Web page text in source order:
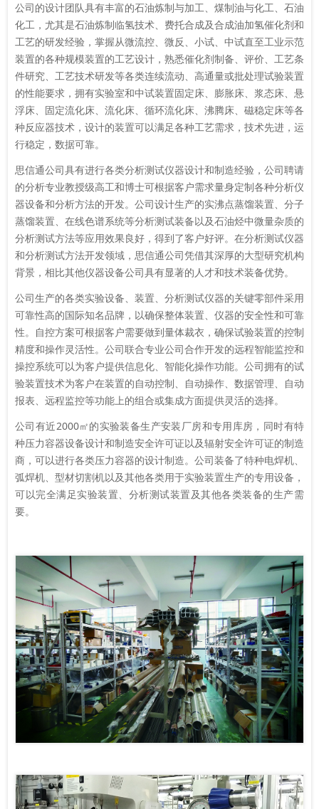
公司的设计团队具有丰富的石油炼制与加工、煤制油与化工、石油
化工，尤其是石油炼制临氢技术、费托合成及合成油加氢催化剂和
工艺的研发经验，掌握从微流控、微反、小试、中试直至工业示范
装置的各种规模装置的工艺设计，熟悉催化剂制备、评价、工艺条
件研究、工艺技术研发等各类连续流动、高通量或批处理试验装置
的性能要求，拥有实验室和中试装置固定床、膨胀床、浆态床、悬
浮床、固定流化床、流化床、循环流化床、沸腾床、磁稳定床等各
种反应器技术，设计的装置可以满足各种工艺需求，技术先进，运
行稳定，数据可靠。
思信通公司具有进行各类分析测试仪器设计和制造经验，公司聘请
的分析专业教授级高工和博士可根据客户需求量身定制各种分析仪
器设备和分析方法的开发。公司设计生产的实沸点蒸馏装置、分子
蒸馏装置、在线色谱系统等分析测试装备以及石油烃中微量杂质的
分析测试方法等应用效果良好，得到了客户好评。在分析测试仪器
和分析测试方法开发领域，思信通公司凭借其深厚的大型研究机构
背景，相比其他仪器设备公司具有显著的人才和技术装备优势。
公司生产的各类实验设备、装置、分析测试仪器的关键零部件采用
可靠性高的国际知名品牌，以确保整体装置、仪器的安全性和可靠
性。自控方案可根据客户需要做到量体裁衣，确保试验装置的控制
精度和操作灵活性。公司联合专业公司合作开发的远程智能监控和
操控系统可以为客户提供信息化、智能化操作功能。公司拥有的试
验装置技术为客户在装置的自动控制、自动操作、数据管理、自动
报表、远程监控等功能上的组合或集成方面提供灵活的选择。
公司有近2000㎡的实验装备生产安装厂房和专用库房，同时有特
种压力容器设备设计和制造安全许可证以及辐射安全许可证的制造
商，可以进行各类压力容器的设计制造。公司装备了特种电焊机、
弧焊机、型材切割机以及其他各类用于实验装置生产的专用设备，
可以完全满足实验装置、分析测试装置及其他各类装备的生产需
要。